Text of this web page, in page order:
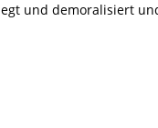
und demoralisiert